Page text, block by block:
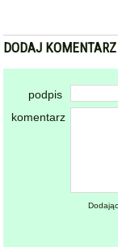
DODAJ KOMENTARZ
podpis
komentarz